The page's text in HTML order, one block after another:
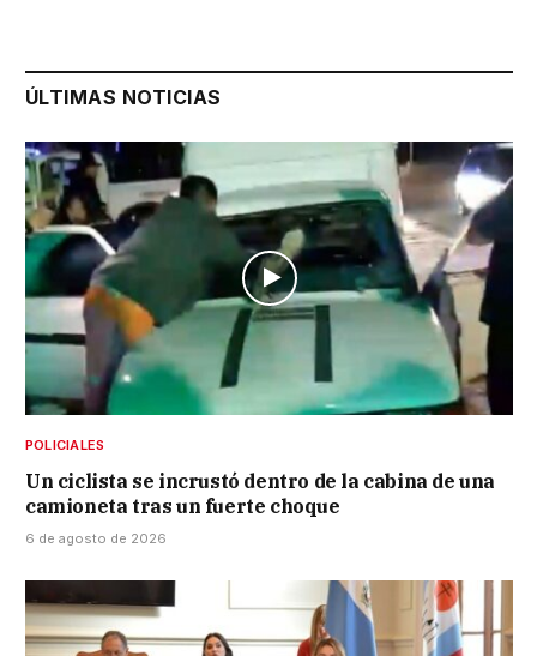
ÚLTIMAS NOTICIAS
POLICIALES
Un ciclista se incrustó dentro de la cabina de una
camioneta tras un fuerte choque
6 de agosto de 2026